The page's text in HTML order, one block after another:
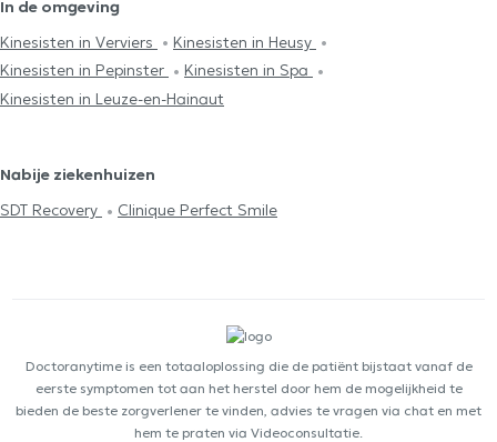
In de omgeving
Kinesisten in Verviers
Kinesisten in Heusy
Kinesisten in Pepinster
Kinesisten in Spa
Kinesisten in Leuze-en-Hainaut
Nabije ziekenhuizen
SDT Recovery
Clinique Perfect Smile
Doctoranytime is een totaaloplossing die de patiënt bijstaat vanaf de
eerste symptomen tot aan het herstel door hem de mogelijkheid te
bieden de beste zorgverlener te vinden, advies te vragen via chat en met
hem te praten via Videoconsultatie.